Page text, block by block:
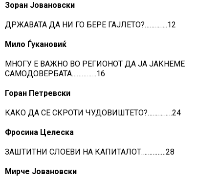
Зоран Јовановски
ДРЖАВАТА ДА НИ ГО БЕРЕ ГАЈЛЕТО?…………..12
Мило Ѓукановиќ
МНОГУ Е ВАЖНО ВО РЕГИОНОТ ДА ЈА ЈАКНЕМЕ
САМОДОВЕРБАТА……………16
Горан Петревски
КАКО ДА СЕ СКРОТИ ЧУДОВИШТЕТО?……………24
Фросина Целеска
ЗАШТИТНИ СЛОЕВИ НА КАПИТАЛОТ……………28
Мирче Јовановски